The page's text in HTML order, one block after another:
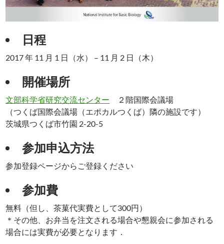
日程
2017 年 11 月 1 日（水） – 11 月 2 日（木）
開催場所
文部科学省研究交流センター ２階国際会議場
（つくば国際会議場（エポカルつくば）隣の施設です）
茨城県つくば市竹園 2-20-5
参加申込方法
参加登録ページからご登録ください
参加費
無料（但し、茶菓代実費として300円）
＊その他、お弁当を注文される場合や懇親会に参加される
場合には実費が必要となります．